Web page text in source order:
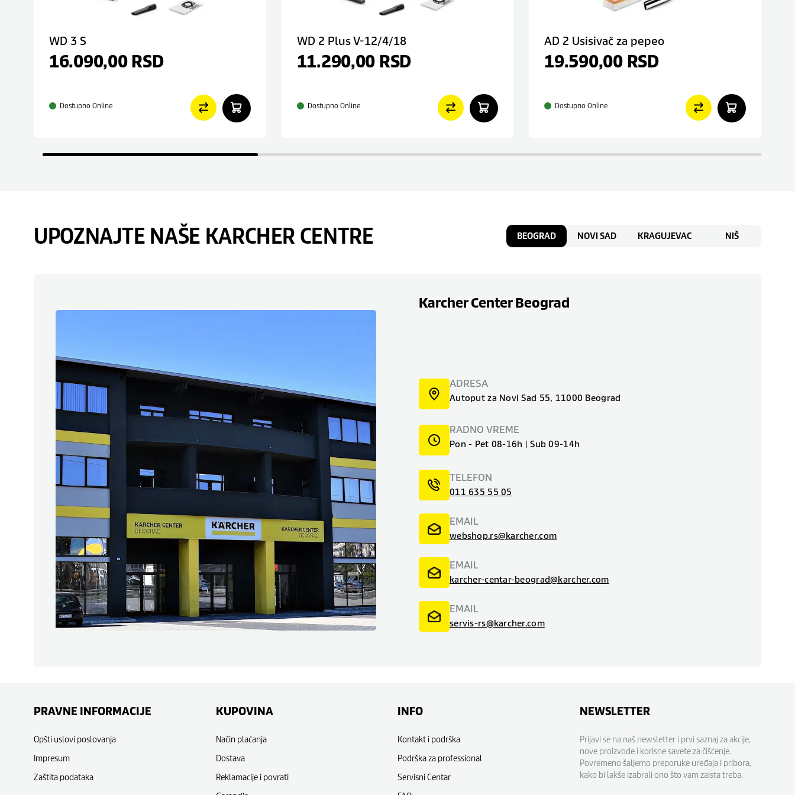
WD 3 S
16.090,00 RSD
Dostupno Online
WD 2 Plus V-12/4/18
11.290,00 RSD
Dostupno Online
AD 2 Usisivač za pepeo
19.590,00 RSD
Dostupno Online
UPOZNAJTE NAŠE KARCHER CENTRE BEOGRAD NOVI SAD KRAGUJEVAC NIŠ
Karcher Center Beograd
ADRESA
Autoput za Novi Sad 55, 11000 Beograd
RADNO VREME
Pon - Pet 08-16h | Sub 09-14h
TELEFON
011 635 55 05
EMAIL
webshop.rs@karcher.com
EMAIL
karcher-centar-beograd@karcher.com
EMAIL
servis-rs@karcher.com
PRAVNE INFORMACIJE
Opšti uslovi poslovanja
Impresum
Zaštita podataka
KUPOVINA
Način plaćanja
Dostava
Reklamacije i povrati
INFO
Kontakt i podrška
Podrška za professional
Servisni Centar
NEWSLETTER
Prijavi se na naš newsletter i prvi saznaj za akcije,
nove proizvode i korisne savete za čišćenje.
Povremeno šaljemo preporuke uređaja i pribora,
kako bi lakše izabrali ono što vam zaista treba.